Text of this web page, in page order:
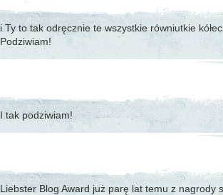
i Ty to tak odręcznie te wszystkie równiutkie
Podziwiam!
I tak podziwiam!
Liebster Blog Award już parę lat temu z nagrody